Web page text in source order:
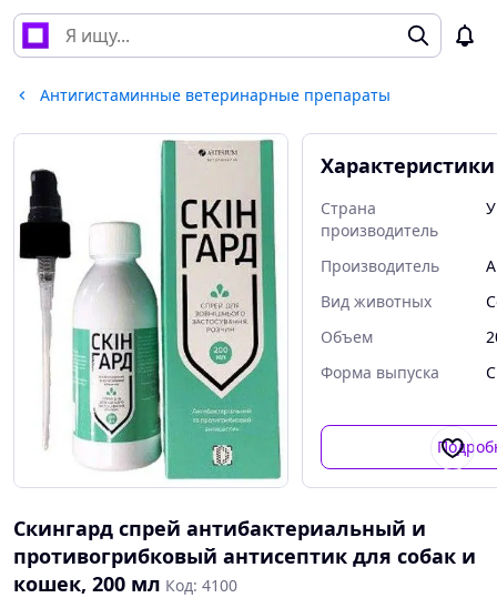
Антигистаминные ветеринарные препараты
Характеристики
Страна
производитель
Производитель
Вид животных
Объем
Форма выпуска
Скингард спрей антибактериальный и
противогрибковый антисептик для собак и
кошек, 200 мл Код: 4100